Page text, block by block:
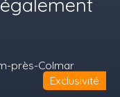
également
Exclusivité